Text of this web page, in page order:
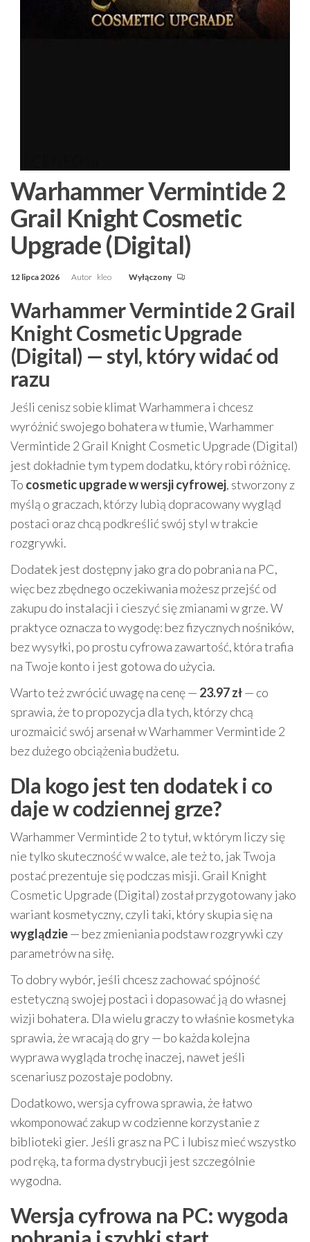
Warhammer Vermintide 2
Grail Knight Cosmetic
Upgrade (Digital)
12 lipca 2026 Autor kleo Wyłączony
Warhammer Vermintide 2 Grail
Knight Cosmetic Upgrade
(Digital) — styl, który widać od
razu
Jeśli cenisz sobie klimat Warhammera i chcesz
wyróżnić swojego bohatera w tłumie, Warhammer
Vermintide 2 Grail Knight Cosmetic Upgrade (Digital)
jest dokładnie tym typem dodatku, który robi różnicę.
To cosmetic upgrade w wersji cyfrowej, stworzony z
myślą o graczach, którzy lubią dopracowany wygląd
postaci oraz chcą podkreślić swój styl w trakcie
rozgrywki.
Dodatek jest dostępny jako gra do pobrania na PC,
więc bez zbędnego oczekiwania możesz przejść od
zakupu do instalacji i cieszyć się zmianami w grze. W
praktyce oznacza to wygodę: bez fizycznych nośników,
bez wysyłki, po prostu cyfrowa zawartość, która trafia
na Twoje konto i jest gotowa do użycia.
Warto też zwrócić uwagę na cenę — 23.97 zł— co
sprawia, że to propozycja dla tych, którzy chcą
urozmaicić swój arsenał w Warhammer Vermintide 2
bez dużego obciążenia budżetu.
Dla kogo jest ten dodatek i co
daje w codziennej grze?
Warhammer Vermintide 2 to tytuł, w którym liczy się
nie tylko skuteczność w walce, ale też to, jak Twoja
postać prezentuje się podczas misji. Grail Knight
Cosmetic Upgrade (Digital) został przygotowany jako
wariant kosmetyczny, czyli taki, który skupia się na
wyglądzie— bez zmieniania podstaw rozgrywki czy
parametrów na siłę.
To dobry wybór, jeśli chcesz zachować spójność
estetyczną swojej postaci i dopasować ją do własnej
wizji bohatera. Dla wielu graczy to właśnie kosmetyka
sprawia, że wracają do gry — bo każda kolejna
wyprawa wygląda trochę inaczej, nawet jeśli
scenariusz pozostaje podobny.
Dodatkowo, wersja cyfrowa sprawia, że łatwo
wkomponować zakup w codzienne korzystanie z
biblioteki gier. Jeśli grasz na PC i lubisz mieć wszystko
pod ręką, ta forma dystrybucji jest szczególnie
wygodna.
Wersja cyfrowa na PC: wygoda